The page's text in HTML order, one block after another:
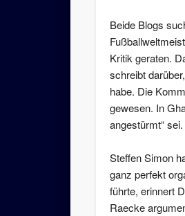
Beide Blogs
Kritik geraten.
schreibt
habe. Die
gewesen. In
angestürmt“ sei.
Steffen Simon
ganz perfekt
führte, erinnert
Raecke